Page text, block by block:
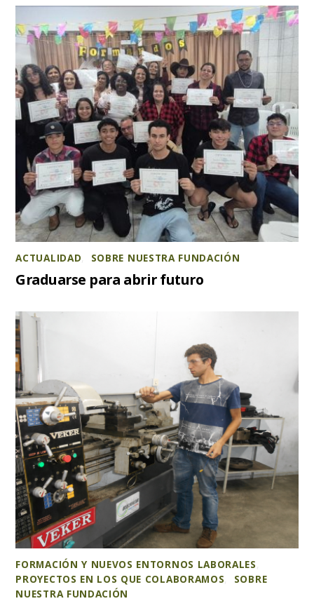
ACTUALIDAD SOBRE NUESTRA FUNDACIÓN
Graduarse para abrir futuro
FORMACIÓN Y NUEVOS ENTORNOS LABORALES
PROYECTOS EN LOS QUE COLABORAMOS
SOBRE
NUESTRA FUNDACIÓN